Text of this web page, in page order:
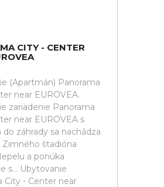
CITY - CENTER
(Apartmán) Panorama
near EUROVEA.
zariadenie Panorama
near EUROVEA s
záhrady sa nachádza
Zimného štadióna
a ponúka
s... Ubytovanie
City - Center near